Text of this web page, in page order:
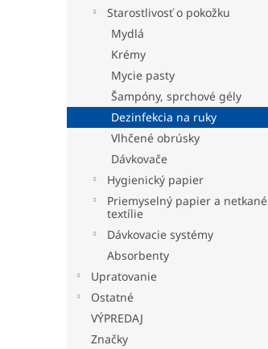
Starostlivosť o pokožku
Mydlá
Krémy
Mycie pasty
Šampóny, sprchové gély
Dezinfekcia na ruky
Vlhčené obrúsky
Dávkovače
Hygienický papier
Priemyselný papier a netkané
textílie
Dávkovacie systémy
Absorbenty
Upratovanie
Ostatné
VÝPREDAJ
Značky